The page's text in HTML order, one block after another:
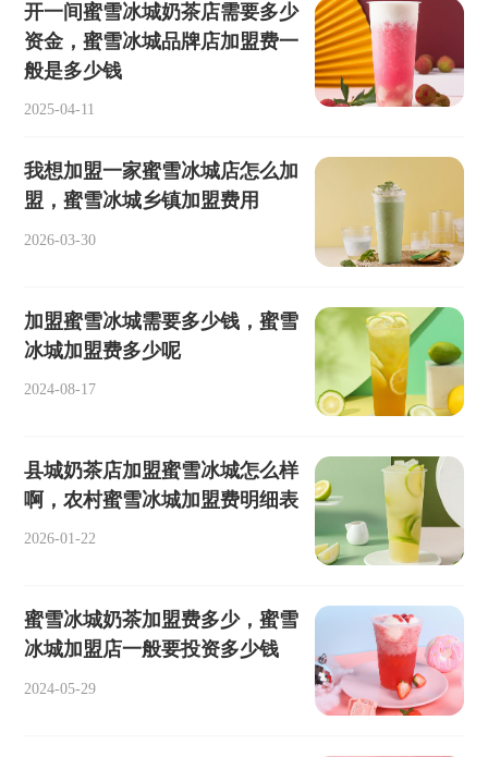
开一间蜜雪冰城奶茶店需要多少
资金，蜜雪冰城品牌店加盟费一
般是多少钱
2025-04-11
我想加盟一家蜜雪冰城店怎么加
盟，蜜雪冰城乡镇加盟费用
2026-03-30
加盟蜜雪冰城需要多少钱，蜜雪
冰城加盟费多少呢
2024-08-17
县城奶茶店加盟蜜雪冰城怎么样
啊，农村蜜雪冰城加盟费明细表
2026-01-22
蜜雪冰城奶茶加盟费多少，蜜雪
冰城加盟店一般要投资多少钱
2024-05-29